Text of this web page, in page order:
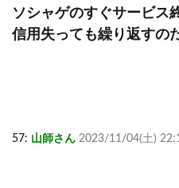
ソシャゲのすぐサービス
信用失っても繰り返すの
57: 山師さん 2023/11/04(土)